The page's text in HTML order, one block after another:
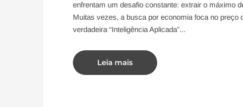
enfrentam um desafio constante: extrair o máximo
Muitas vezes, a busca por economia foca no preço
verdadeira “Inteligência Aplicada”...
Leia mais